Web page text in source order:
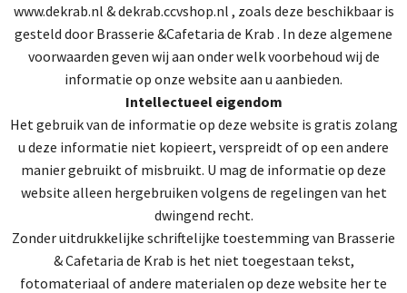
www.dekrab.nl & dekrab.ccvshop.nl , zoals deze beschikbaar is
gesteld door Brasserie &Cafetaria de Krab . In deze algemene
voorwaarden geven wij aan onder welk voorbehoud wij de
informatie op onze website aan u aanbieden.
Intellectueel eigendom
Het gebruik van de informatie op deze website is gratis zolang
u deze informatie niet kopieert, verspreidt of op een andere
manier gebruikt of misbruikt. U mag de informatie op deze
website alleen hergebruiken volgens de regelingen van het
dwingend recht.
Zonder uitdrukkelijke schriftelijke toestemming van Brasserie
& Cafetaria de Krab is het niet toegestaan tekst,
fotomateriaal of andere materialen op deze website her te